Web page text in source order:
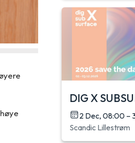
DIG X
2 Dec, 08:00 –
Scandic Lillestrøm